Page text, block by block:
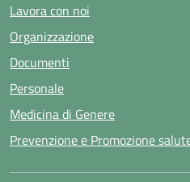
Lavora con noi
Organizzazione
Documenti
Personale
Medicina di Genere
Prevenzione e Promozione